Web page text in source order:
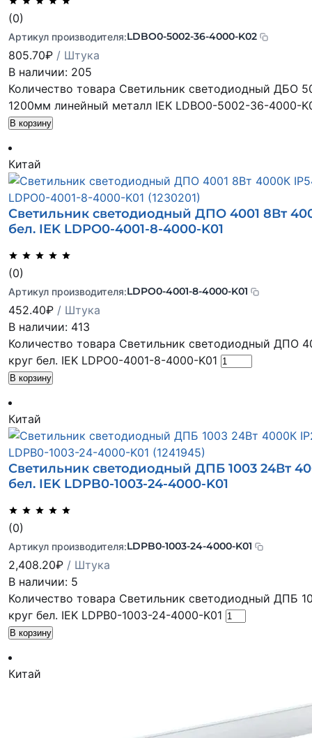
(0)
Артикул производителя:LDBO0-5002-36-4000-K02
805.70₽ / Штука
В наличии: 205
Количество товара Светильник светодиодный ДБО
1200мм линейный металл IEK LDBO0-5002-36-4000-
В корзину
Китай
Светильник светодиодный ДПО 4001 8Вт
бел. IEK LDPO0-4001-8-4000-K01
(0)
Артикул производителя:LDPO0-4001-8-4000-K01
452.40₽ / Штука
В наличии: 413
Количество товара Светильник светодиодный ДПО
круг бел. IEK LDPO0-4001-8-4000-K01
В корзину
Китай
Светильник светодиодный ДПБ 1003 24Вт
бел. IEK LDPB0-1003-24-4000-K01
(0)
Артикул производителя:LDPB0-1003-24-4000-K01
2,408.20₽ / Штука
В наличии: 5
Количество товара Светильник светодиодный ДПБ
круг бел. IEK LDPB0-1003-24-4000-K01
В корзину
Китай